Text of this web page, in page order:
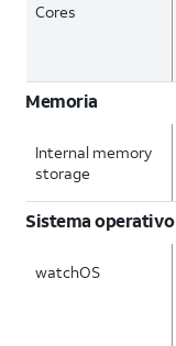
Cores
Memoria
Internal memory
storage
Sistema operativo
watchOS